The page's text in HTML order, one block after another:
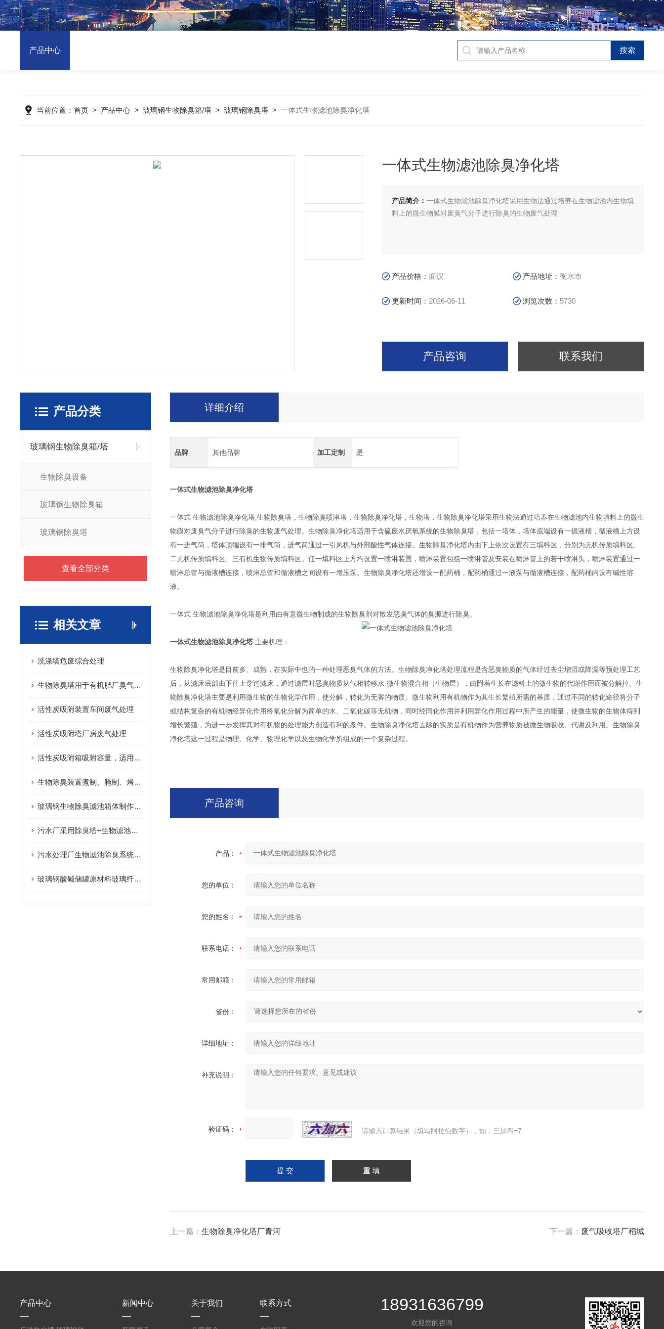
产品中心
当前位置：首页 > 产品中心 >玻璃钢生物除臭箱/塔 >玻璃钢除臭塔 >一体式生物滤池除臭净化塔
一体式生物滤池除臭净化塔
产品简介：一体式生物滤池除臭净化塔采用生物法通过培养在生物滤池内生物填
料上的微生物膜对废臭气分子进行除臭的生物废气处理
产品价格：面议 产品地址：衡水市
更新时间： 2026-06-11 浏览次数： 5730
产品咨询 联系我们
产品分类
玻璃钢生物除臭箱/塔
生物除臭设备
玻璃钢生物除臭箱
玻璃钢除臭塔
查看全部分类
相关文章
洗涤塔危废综合处理
生物除臭塔用于有机肥厂臭气处理
活性炭吸附装置车间废气处理
活性炭吸附塔厂房废气处理
活性炭吸附箱吸附容量，适用面广
生物除臭装置煮制、腌制、烤制废气处理
玻璃钢生物除臭滤池箱体制作流程​
污水厂采用除臭塔+生物滤池除臭装置组合除臭工艺
污水处理厂生物滤池除臭系统工艺
玻璃钢酸碱储罐原材料玻璃纤维的简介
详细介绍
品牌 其他品牌 加工定制 是
一体式生物滤池除臭净化塔
一体式 生物滤池除臭净化塔, 生物除臭塔，生物除臭喷淋塔，生物除臭净化塔，生物塔，生物除臭净化塔采用生物法通过培养在生物滤池内生物填料上的微生
物膜对废臭气分子进行除臭的生物废气处理。生物除臭净化塔适用于含硫废水厌氧系统的生物除臭塔，包括一塔体，塔体底端设有一循液槽，循液槽上方设
有一进气筒，塔体顶端设有一排气筒，进气筒通过一引风机与外部酸性气体连接。生物除臭净化塔内由下上依次设置有三填料区，分别为无机传质填料区、
二无机传质填料区、三有机生物传质填料区。任一填料区上方均设置一喷淋装置，喷淋装置包括一喷淋管及安装在喷淋管上的若干喷淋头，喷淋装置通过一
喷淋总管与循液槽连接，喷淋总管和循液槽之间设有一增压泵。生物除臭净化塔还增设一配药桶，配药桶通过一液泵与循液槽连接，配药桶内设有碱性溶
液。
一体式 生物滤池除臭净化塔是利用由有意微生物制成的生物除臭剂对散发恶臭气体的臭源进行除臭。
一体式生物滤池除臭净化塔 主要机理：
生物除臭净化塔是目前多、成熟，在实际中也的一种处理恶臭气体的方法。生物除臭净化塔处理流程是含恶臭物质的气体经过去尘增湿或降温等预处理工艺
后，从滤床底部由下往上穿过滤床，通过滤层时恶臭物质从气相转移水-微生物混合相（生物层），由附着生长在滤料上的微生物的代谢作用而被分解掉。生
物除臭净化塔主要是利用微生物的生物化学作用，使分解，转化为无害的物质。微生物利用有机物作为其生长繁殖所需的基质，通过不同的转化途径将分子
或结构复杂的有机物经异化作用终氧化分解为简单的水、二氧化碳等无机物，同时经同化作用并利用异化作用过程中所产生的能量，使微生物的生物体得到
增长繁殖，为进一步发挥其对有机物的处理能力创造有利的条件。生物除臭净化塔去除的实质是有机物作为营养物质被微生物吸收、代谢及利用。生物除臭
净化塔这一过程是物理、化学、物理化学以及生物化学所组成的一个复杂过程。
产品咨询
产品：
您的单位：
您的姓名：
联系电话：
常用邮箱：
省份：
详细地址：
补充说明：
验证码： 请输入计算结果（填写阿拉伯数字），如：三加四=7
上一篇： 生物除臭净化塔厂青河 下一篇： 废气吸收塔厂稻城
产品中心 新闻中心 关于我们 联系方式 18931636799
欢迎您的咨询